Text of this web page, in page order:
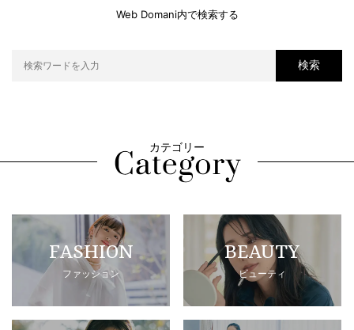
Web Domani内で検索する
検索
カテゴリー
FASHION
ファッション
BEAUTY
ビューティ